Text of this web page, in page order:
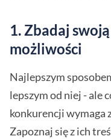
1. Zbadaj
możliwości
Najlepszym
lepszym od niej - ale
konkurencji wymaga
Zapoznaj się z ich